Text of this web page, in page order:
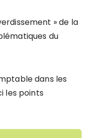
» de la
du
dans les
les points